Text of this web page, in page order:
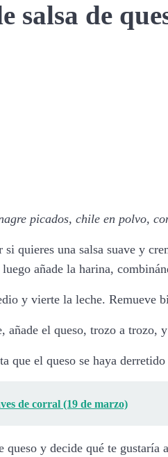
salsa de
picados, chile en polvo,
quieres una salsa suave y
añade la harina,
y vierte la leche. Remueve
añade el queso, trozo a trozo,
que el queso se haya
de corral (19 de marzo)
y decide qué te